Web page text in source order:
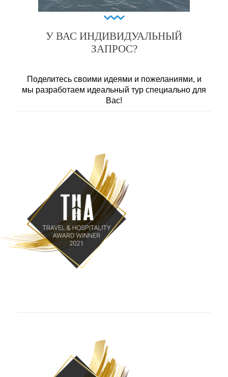
У ВАС ИНДИВИДУАЛЬНЫЙ
ЗАПРОС?
Поделитесь своими идеями и пожеланиями, и
мы разработаем идеальный тур специально для
Вас!